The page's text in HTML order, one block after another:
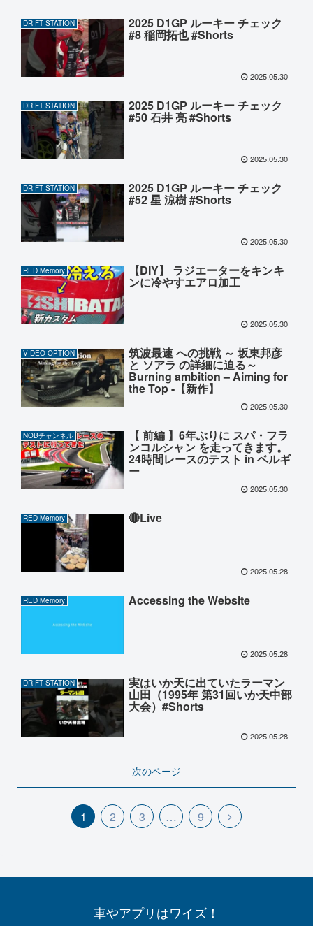
DRIFT STATION 2025 D1GP ルーキー チェック
#8 稲岡拓也 #Shorts
2025.05.30
DRIFT STATION 2025 D1GP ルーキー チェック
#50 石井 亮 #Shorts
2025.05.30
DRIFT STATION 2025 D1GP ルーキー チェック
#52 星 涼樹 #Shorts
2025.05.30
RED Memory 【DIY】 ラジエーターをキンキ
ンに冷やすエアロ加工
2025.05.30
VIDEO OPTION 筑波最速 への挑戦 ～ 坂東邦彦
と ソアラ の詳細に迫る～
Burning ambition – Aiming for
the Top -【新作】
2025.05.30
NOBチャンネル 【 前編 】6年ぶりに スパ・フラ
ンコルシャン を走ってきます。
24時間レースのテスト in ベルギ
ー
2025.05.30
RED Memory 🔴Live
2025.05.28
RED Memory Accessing the Website
2025.05.28
DRIFT STATION 実はいか天に出ていたラーマン
山田（1995年 第31回いか天中部
大会）#Shorts
2025.05.28
次のページ
1 2 3 … 9
車やアプリはワイズ！